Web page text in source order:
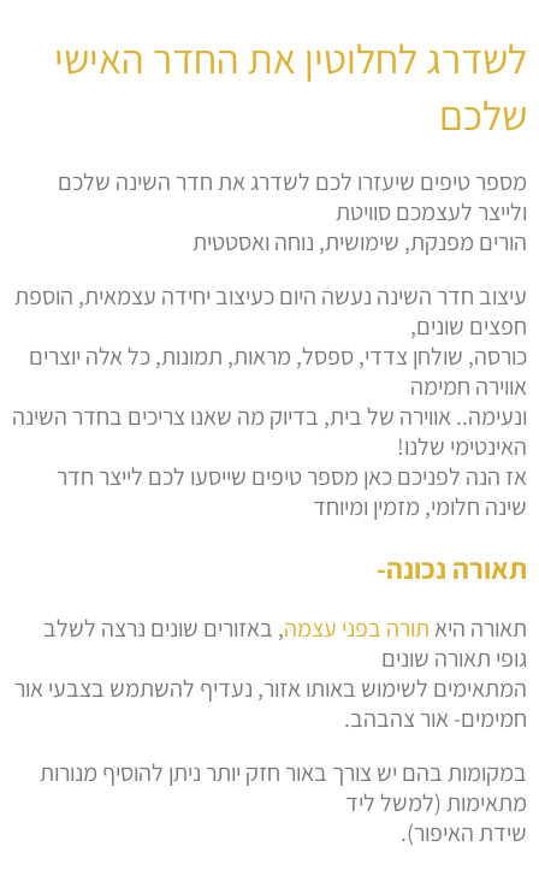
לשדרג לחלוטין את החדר האישי
שלכם
מספר טיפים שיעזרו לכם לשדרג את חדר השינה שלכם
ולייצר לעצמכם סוויטת
הורים מפנקת, שימושית, נוחה ואסטטית
עיצוב חדר השינה נעשה היום כעיצוב יחידה עצמאית, הוספת
חפצים שונים,
כורסה, שולחן צדדי, ספסל, מראות, תמונות, כל אלה יוצרים
אווירה חמימה
ונעימה.. אווירה של בית, בדיוק מה שאנו צריכים בחדר השינה
האינטימי שלנו!
אז הנה לפניכם כאן מספר טיפים שייסעו לכם לייצר חדר
שינה חלומי, מזמין ומיוחד
תאורה נכונה-
תאורה היאתורה בפני עצמה, באזורים שונים נרצה לשלב
גופי תאורה שונים
המתאימים לשימוש באותו אזור, נעדיף להשתמש בצבעי אור
חמימים- אור צהבהב.
במקומות בהם יש צורך באור חזק יותר ניתן להוסיף מנורות
מתאימות (למשל ליד
שידת האיפור).